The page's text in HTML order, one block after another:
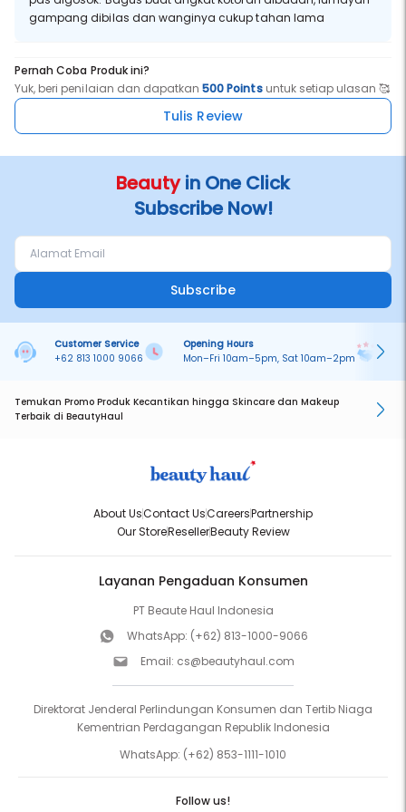
gampang dibilas dan wanginya cukup tahan lama
Pernah Coba Produk ini?
Yuk, beri penilaian dan dapatkan500 Pointsuntuk setiap ulasan 🥰
Tulis Review
Beautyin One Click
Subscribe Now!
Subscribe
Customer Service
+62 813 1000 9066
Opening Hours
Mon–Fri 10am–5pm, Sat 10am–2pm
Temukan Promo Produk Kecantikan hingga Skincare dan Makeup
Terbaik di BeautyHaul
About UsContact UsCareersPartnership
Our StoreResellerBeauty Review
Layanan Pengaduan Konsumen
PT Beaute Haul Indonesia
WhatsApp: (+62) 813-1000-9066
Email: cs@beautyhaul.com
Direktorat Jenderal Perlindungan Konsumen dan Tertib Niaga
Kementrian Perdagangan Republik Indonesia
WhatsApp: (+62) 853-1111-1010
Follow us!